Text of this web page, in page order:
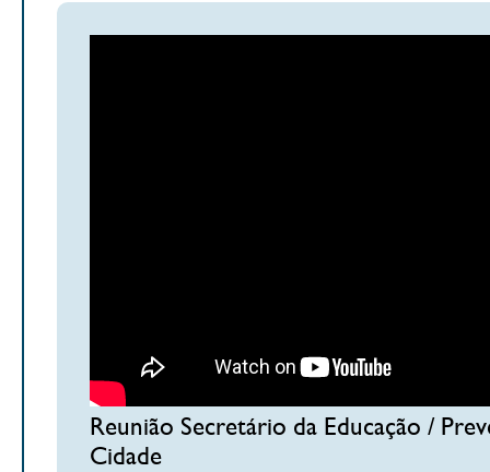
Reunião Secretário da Educação /
Cidade